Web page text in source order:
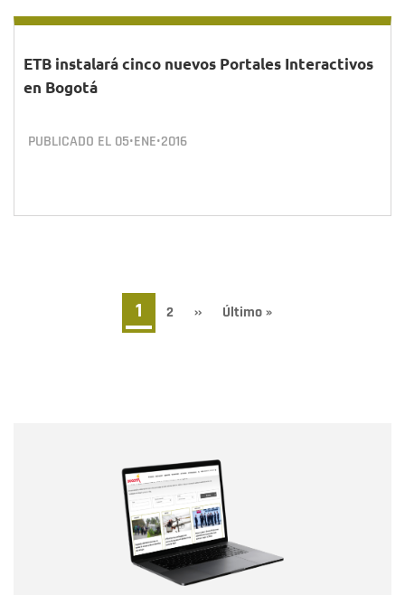
ETB instalará cinco nuevos Portales Interactivos
en Bogotá
PUBLICADO EL 05•ENE•2016
Página
actual
1 Page
2
Siguiente
››
Última
Último »
Correo electrónico
Tipo de comentario